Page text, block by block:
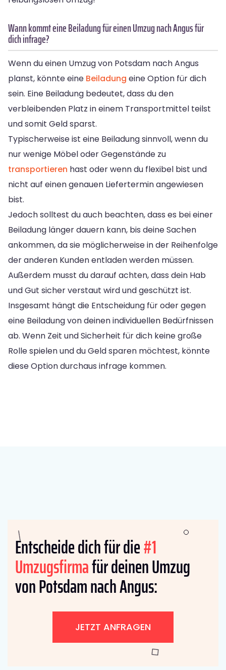
Wann kommt eine Beiladung für einen Umzug nach Angus für
dich infrage?
Wenn du einen Umzug von Potsdam nach Angus
planst, könnte eine Beiladung eine Option für dich
sein. Eine Beiladung bedeutet, dass du den
verbleibenden Platz in einem Transportmittel teilst
und somit Geld sparst.
Typischerweise ist eine Beiladung sinnvoll, wenn du
nur wenige Möbel oder Gegenstände zu
transportieren hast oder wenn du flexibel bist und
nicht auf einen genauen Liefertermin angewiesen
bist.
Jedoch solltest du auch beachten, dass es bei einer
Beiladung länger dauern kann, bis deine Sachen
ankommen, da sie möglicherweise in der Reihenfolge
der anderen Kunden entladen werden müssen.
Außerdem musst du darauf achten, dass dein Hab
und Gut sicher verstaut wird und geschützt ist.
Insgesamt hängt die Entscheidung für oder gegen
eine Beiladung von deinen individuellen Bedürfnissen
ab. Wenn Zeit und Sicherheit für dich keine große
Rolle spielen und du Geld sparen möchtest, könnte
diese Option durchaus infrage kommen.
Entscheide dich für die#1
Umzugsfirmafür deinen Umzug
von Potsdam nach Angus:
JETZT ANFRAGEN